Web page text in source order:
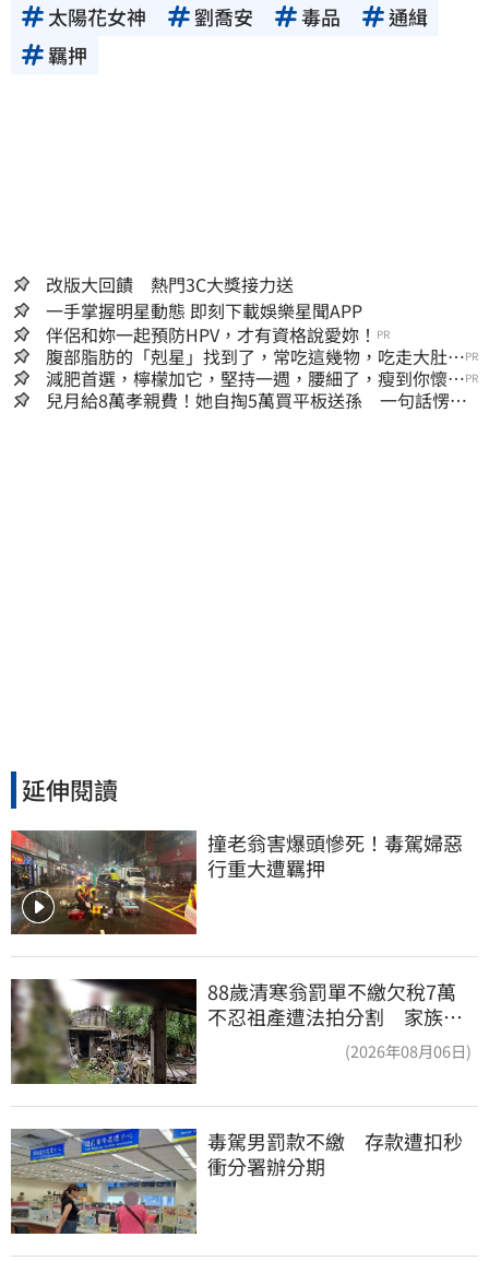
太陽花女神 劉喬安 毒品
通緝
羈押
改版大回饋 熱門3C大獎接力送
一手掌握明星動態 即刻下載娛樂星聞APP
伴侶和妳一起預防HPV，才有資格說愛妳！ PR
腹部脂肪的「剋星」找到了，常吃這幾物，吃走大肚
囊，瘦出小蠻腰
PR
減肥首選，檸檬加它，堅持一週，腰細了，瘦到你懷疑
人生
PR
兒月給8萬孝親費！她自掏5萬買平板送孫 一句話愣原
延伸閱讀
撞老翁害爆頭慘死！毒駕婦惡
行重大遭羈押
88歲清寒翁罰單不繳欠稅7萬
不忍祖產遭法拍分割 家族按
(2026年08月06日)
毒駕男罰款不繳　存款遭扣秒
衝分署辦分期